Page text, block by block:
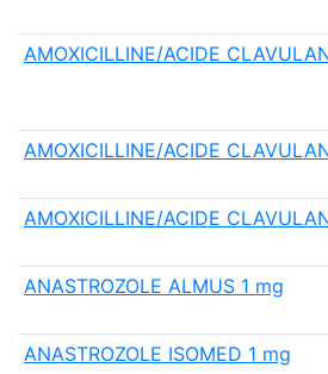
AMOXICILLINE/ACIDE
AMOXICILLINE/ACIDE
AMOXICILLINE/ACIDE
ANASTROZOLE ALMUS 1 mg
ANASTROZOLE ISOMED 1 mg